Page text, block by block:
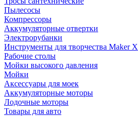
Пылесосы
Компрессоры
Аккумуляторные отвертки
Электрорубанки
Инструменты для творчества Maker X
Рабочие столы
Мойки высокого давления
Мойки
Аксессуары для моек
Аккумуляторные моторы
Лодочные моторы
Товары для авто